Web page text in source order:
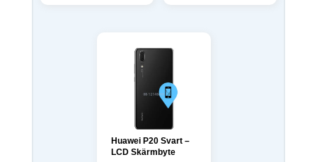
Huawei P20 Svart –
LCD Skärmbyte